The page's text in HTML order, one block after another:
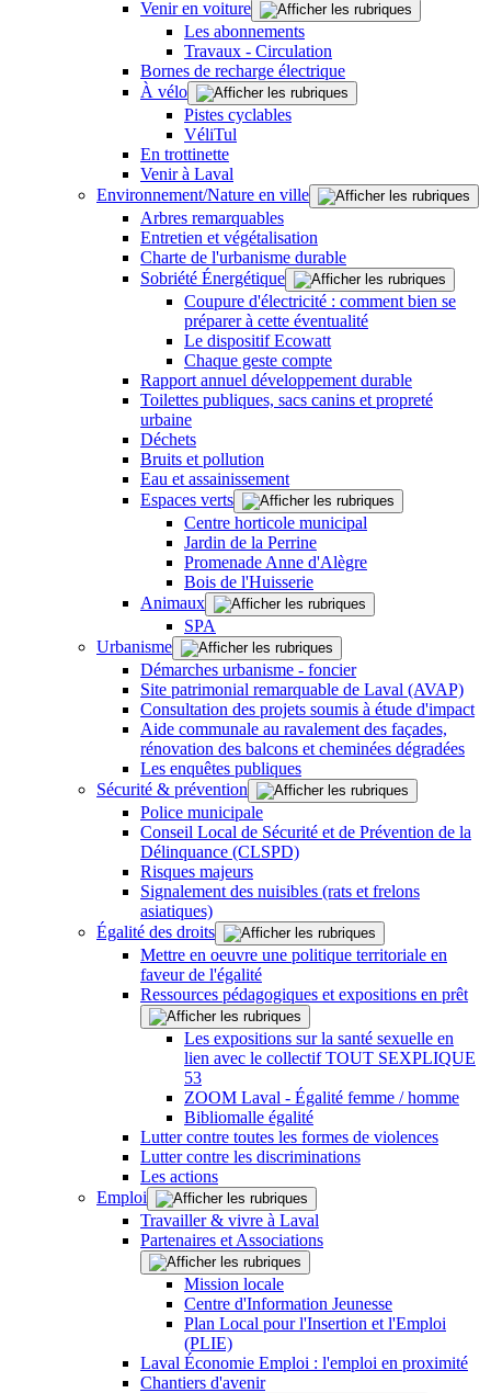
Venir en voiture
Les abonnements
Travaux - Circulation
Bornes de recharge électrique
À vélo
Pistes cyclables
VéliTul
En trottinette
Venir à Laval
Environnement/Nature en ville
Arbres remarquables
Entretien et végétalisation
Charte de l'urbanisme durable
Sobriété Énergétique
Coupure d'électricité : comment bien se
préparer à cette éventualité
Le dispositif Ecowatt
Chaque geste compte
Rapport annuel développement durable
Toilettes publiques, sacs canins et propreté
urbaine
Déchets
Bruits et pollution
Eau et assainissement
Espaces verts
Centre horticole municipal
Jardin de la Perrine
Promenade Anne d'Alègre
Bois de l'Huisserie
Animaux
SPA
Urbanisme
Démarches urbanisme - foncier
Site patrimonial remarquable de Laval (AVAP)
Consultation des projets soumis à étude d'impact
Aide communale au ravalement des façades,
rénovation des balcons et cheminées dégradées
Les enquêtes publiques
Sécurité & prévention
Police municipale
Conseil Local de Sécurité et de Prévention de la
Délinquance (CLSPD)
Risques majeurs
Signalement des nuisibles (rats et frelons
asiatiques)
Égalité des droits
Mettre en oeuvre une politique territoriale en
faveur de l'égalité
Ressources pédagogiques et expositions en prêt
Les expositions sur la santé sexuelle en
lien avec le collectif TOUT SEXPLIQUE
53
ZOOM Laval - Égalité femme / homme
Bibliomalle égalité
Lutter contre toutes les formes de violences
Lutter contre les discriminations
Les actions
Emploi
Travailler & vivre à Laval
Partenaires et Associations
Mission locale
Centre d'Information Jeunesse
Plan Local pour l'Insertion et l'Emploi
(PLIE)
Laval Économie Emploi : l'emploi en proximité
Chantiers d'avenir